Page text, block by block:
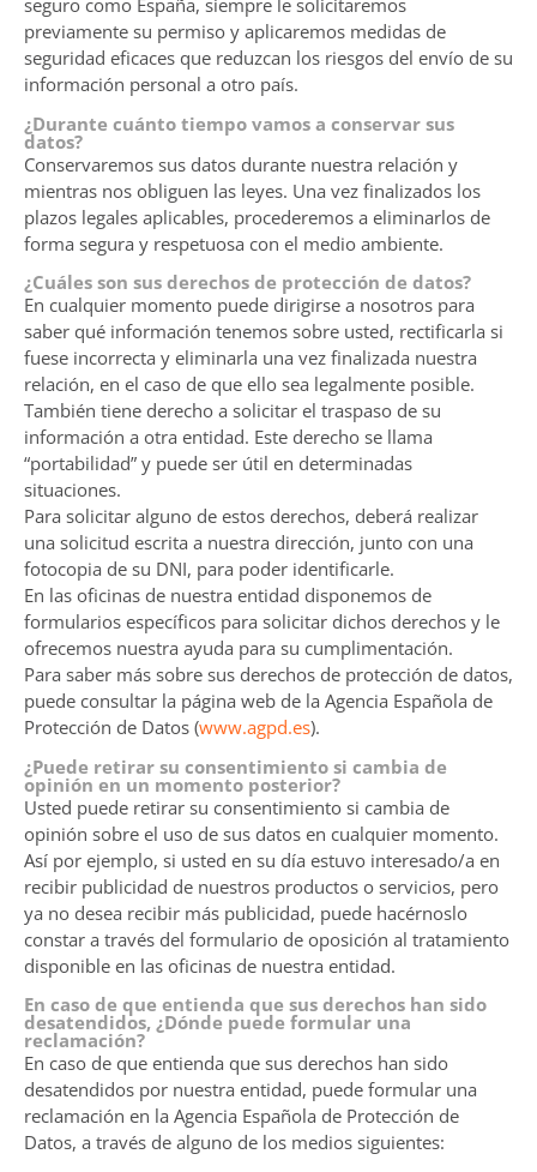
seguro como España, siempre le solicitaremos
previamente su permiso y aplicaremos medidas de
seguridad eficaces que reduzcan los riesgos del envío de su
información personal a otro país.
¿Durante cuánto tiempo vamos a conservar sus
datos?
Conservaremos sus datos durante nuestra relación y
mientras nos obliguen las leyes. Una vez finalizados los
plazos legales aplicables, procederemos a eliminarlos de
forma segura y respetuosa con el medio ambiente.
¿Cuáles son sus derechos de protección de datos?
En cualquier momento puede dirigirse a nosotros para
saber qué información tenemos sobre usted, rectificarla si
fuese incorrecta y eliminarla una vez finalizada nuestra
relación, en el caso de que ello sea legalmente posible.
También tiene derecho a solicitar el traspaso de su
información a otra entidad. Este derecho se llama
“portabilidad” y puede ser útil en determinadas
situaciones.
Para solicitar alguno de estos derechos, deberá realizar
una solicitud escrita a nuestra dirección, junto con una
fotocopia de su DNI, para poder identificarle.
En las oficinas de nuestra entidad disponemos de
formularios específicos para solicitar dichos derechos y le
ofrecemos nuestra ayuda para su cumplimentación.
Para saber más sobre sus derechos de protección de datos,
puede consultar la página web de la Agencia Española de
Protección de Datos (www.agpd.es).
¿Puede retirar su consentimiento si cambia de
opinión en un momento posterior?
Usted puede retirar su consentimiento si cambia de
opinión sobre el uso de sus datos en cualquier momento.
Así por ejemplo, si usted en su día estuvo interesado/a en
recibir publicidad de nuestros productos o servicios, pero
ya no desea recibir más publicidad, puede hacérnoslo
constar a través del formulario de oposición al tratamiento
disponible en las oficinas de nuestra entidad.
En caso de que entienda que sus derechos han sido
desatendidos, ¿Dónde puede formular una
reclamación?
En caso de que entienda que sus derechos han sido
desatendidos por nuestra entidad, puede formular una
reclamación en la Agencia Española de Protección de
Datos, a través de alguno de los medios siguientes: